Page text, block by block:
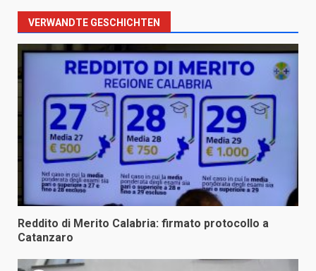
VERWANDTE GESCHICHTEN
Reddito di Merito Calabria: firmato protocollo a
Catanzaro